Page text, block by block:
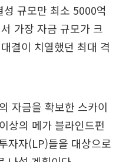
규모만 최소 5000억
가장 자금 규모가 크
결이 치열했던 최대 격
자금을 확보한 스카이
상의 메가 블라인드펀
자자(LP)들을 대상으로